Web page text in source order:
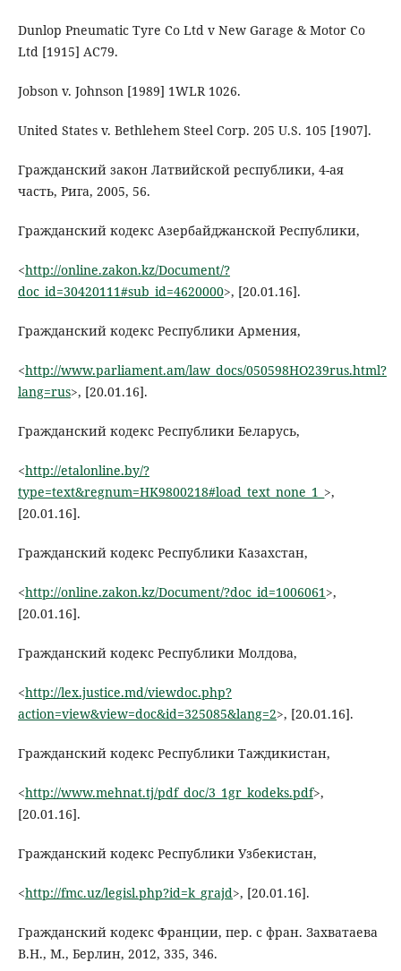
Dunlop Pneumatic Tyre Co Ltd v New Garage & Motor Co
Ltd [1915] AC79.
Jobson v. Johnson [1989] 1WLR 1026.
United States v. Bethlehem Steel Corp. 205 U.S. 105 [1907].
Гражданский закон Латвийской республики, 4-ая
часть, Рига, 2005, 56.
Гражданский кодекс Азербайджанской Республики,
<http://online.zakon.kz/Document/?
doc_id=30420111#sub_id=4620000>, [20.01.16].
Гражданский кодекс Республики Армения,
<http://www.parliament.am/law_docs/050598HO239rus.html?
lang=rus>, [20.01.16].
Гражданский кодекс Республики Беларусь,
<http://etalonline.by/?
type=text&regnum=HK9800218#load_text_none_1_ >,
[20.01.16].
Гражданский кодекс Республики Казахстан,
<http://online.zakon.kz/Document/?doc_id=1006061>,
[20.01.16].
Гражданский кодекс Республики Молдова,
<http://lex.justice.md/viewdoc.php?
action=view&view=doc&id=325085&lang=2>, [20.01.16].
Гражданский кодекс Республики Таждикистан,
<http://www.mehnat.tj/pdf_doc/3_1gr_kodeks.pdf>,
[20.01.16].
Гражданский кодекс Республики Узбекистан,
<http://fmc.uz/legisl.php?id=k_grajd>, [20.01.16].
Гражданский кодекс Франции, пер. с фран. Захватаева
В.Н., М., Берлин, 2012, 335, 346.